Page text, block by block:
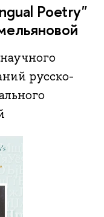
Poetry"
русско-